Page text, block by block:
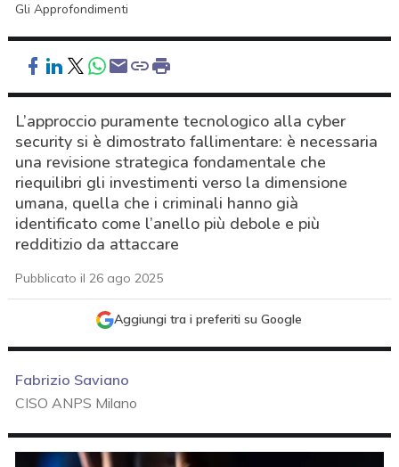
Gli Approfondimenti
L’approccio puramente tecnologico alla cyber
security si è dimostrato fallimentare: è necessaria
una revisione strategica fondamentale che
riequilibri gli investimenti verso la dimensione
umana, quella che i criminali hanno già
identificato come l’anello più debole e più
redditizio da attaccare
Pubblicato il 26 ago 2025
Aggiungi tra i preferiti su Google
Fabrizio Saviano
CISO ANPS Milano